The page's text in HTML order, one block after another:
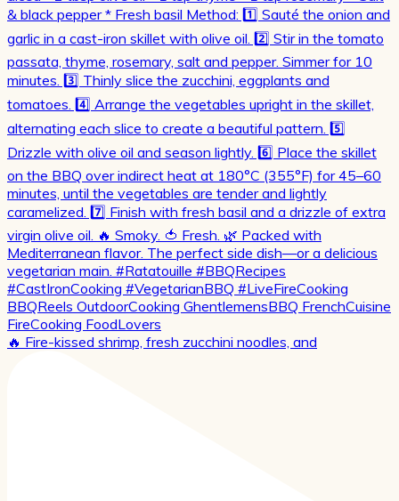
🔥 Fire-kissed shrimp, fresh zucchini noodles, and